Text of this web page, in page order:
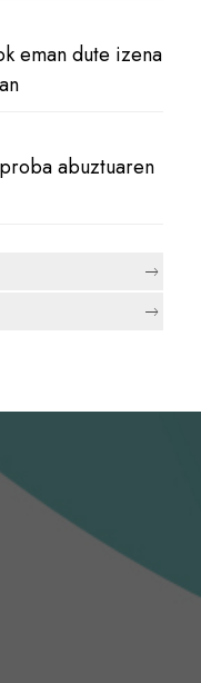
eman dute izena
abuztuaren